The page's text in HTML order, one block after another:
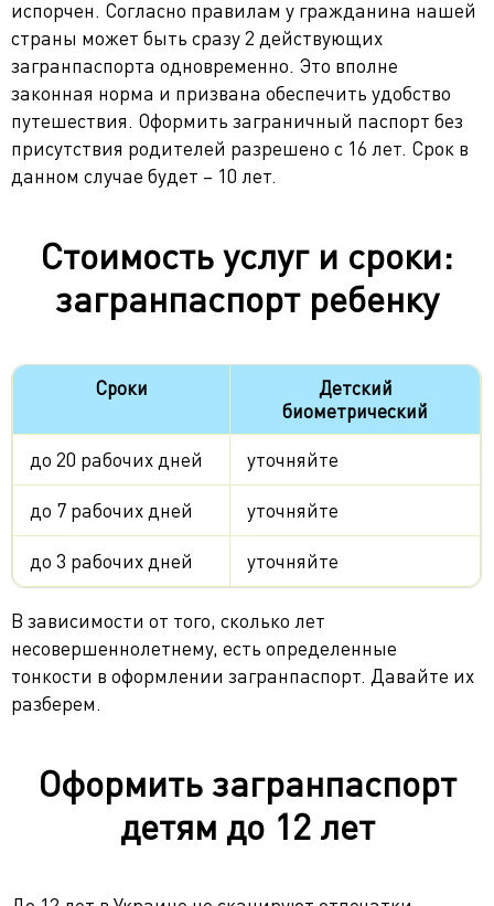
испорчен. Согласно правилам у гражданина нашей
страны может быть сразу 2 действующих
загранпаспорта одновременно. Это вполне
законная норма и призвана обеспечить удобство
путешествия. Оформить заграничный паспорт без
присутствия родителей разрешено с 16 лет. Срок в
данном случае будет – 10 лет.
Стоимость услуг и сроки:
загранпаспорт ребенку
Сроки
Детский
биометрический
до 20 рабочих дней уточняйте
до 7 рабочих дней уточняйте
до 3 рабочих дней уточняйте
В зависимости от того, сколько лет
несовершеннолетнему, есть определенные
тонкости в оформлении загранпаспорт. Давайте их
разберем.
Оформить загранпаспорт
детям до 12 лет